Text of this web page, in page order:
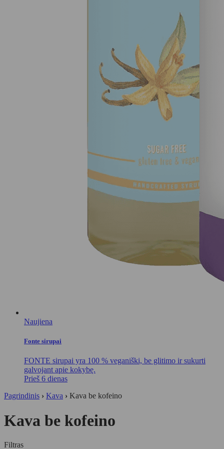
Naujiena
Fonte sirupai
FONTE sirupai yra 100 % veganiški, be glitimo ir sukurti
galvojant apie kokybę.
Prieš 6 dienas
Pagrindinis › Kava › Kava be kofeino
Kava be kofeino
Filtras